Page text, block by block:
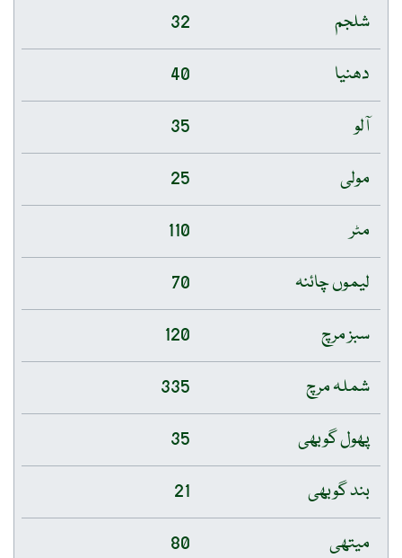
شلجم
32
دھنیا
40
آلو
35
مولی
25
مٹر
110
لیموں چائنہ
70
سبز مرچ
120
شملہ مرچ
335
پھول گوبھی
35
بند گوبھی
21
میتھی
80